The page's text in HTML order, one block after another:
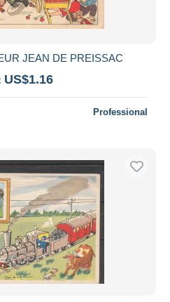
JEAN DE PREISSAC
US$1.16
Professional